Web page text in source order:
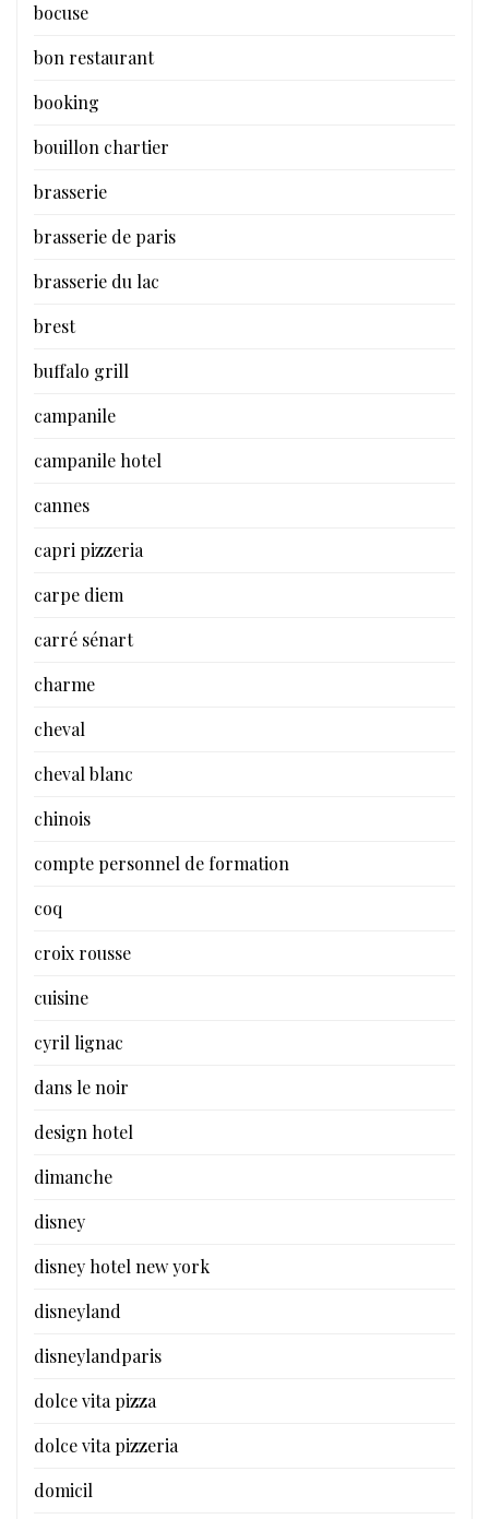
bocuse
bon restaurant
booking
bouillon chartier
brasserie
brasserie de paris
brasserie du lac
brest
buffalo grill
campanile
campanile hotel
cannes
capri pizzeria
carpe diem
carré sénart
charme
cheval
cheval blanc
chinois
compte personnel de formation
coq
croix rousse
cuisine
cyril lignac
dans le noir
design hotel
dimanche
disney
disney hotel new york
disneyland
disneylandparis
dolce vita pizza
dolce vita pizzeria
domicil